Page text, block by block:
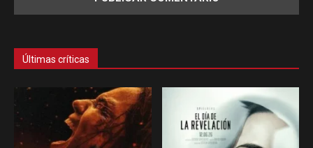
Últimas críticas